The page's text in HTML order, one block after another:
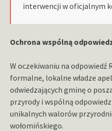
interwencji w oficjalnym
Ochrona wspólną
W oczekiwaniu na odpowiedź
formalne, lokalne władze
odwiedzających gminę o
przyrody i wspólną
unikalnych walorów
wołomińskiego.